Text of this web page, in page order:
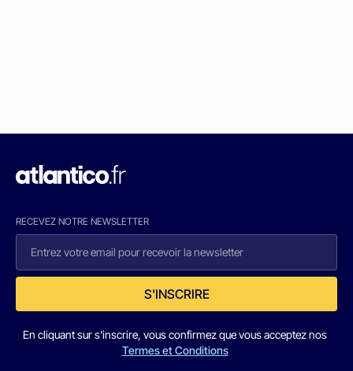
RECEVEZ NOTRE NEWSLETTER
S'INSCRIRE
En cliquant sur s'inscrire, vous confirmez que vous acceptez nos
Termes et Conditions